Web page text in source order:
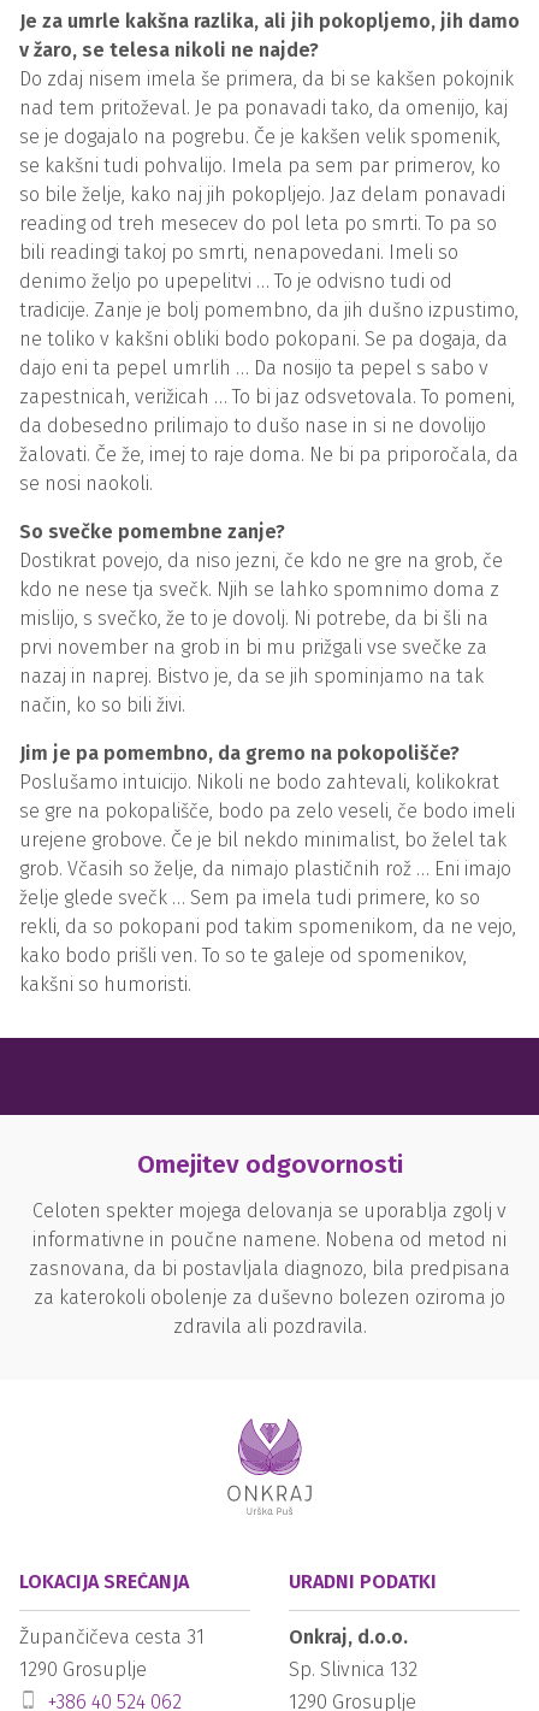
Je za umrle kakšna razlika, ali jih pokopljemo, jih damo
v žaro, se telesa nikoli ne najde?
Do zdaj nisem imela še primera, da bi se kakšen pokojnik
nad tem pritoževal. Je pa ponavadi tako, da omenijo, kaj
se je dogajalo na pogrebu. Če je kakšen velik spomenik,
se kakšni tudi pohvalijo. Imela pa sem par primerov, ko
so bile želje, kako naj jih pokopljejo. Jaz delam ponavadi
reading od treh mesecev do pol leta po smrti. To pa so
bili readingi takoj po smrti, nenapovedani. Imeli so
denimo željo po upepelitvi … To je odvisno tudi od
tradicije. Zanje je bolj pomembno, da jih dušno izpustimo,
ne toliko v kakšni obliki bodo pokopani. Se pa dogaja, da
dajo eni ta pepel umrlih … Da nosijo ta pepel s sabo v
zapestnicah, verižicah … To bi jaz odsvetovala. To pomeni,
da dobesedno prilimajo to dušo nase in si ne dovolijo
žalovati. Če že, imej to raje doma. Ne bi pa priporočala, da
se nosi naokoli.
So svečke pomembne zanje?
Dostikrat povejo, da niso jezni, če kdo ne gre na grob, če
kdo ne nese tja svečk. Njih se lahko spomnimo doma z
mislijo, s svečko, že to je dovolj. Ni potrebe, da bi šli na
prvi november na grob in bi mu prižgali vse svečke za
nazaj in naprej. Bistvo je, da se jih spominjamo na tak
način, ko so bili živi.
Jim je pa pomembno, da gremo na pokopolišče?
Poslušamo intuicijo. Nikoli ne bodo zahtevali, kolikokrat
se gre na pokopališče, bodo pa zelo veseli, če bodo imeli
urejene grobove. Če je bil nekdo minimalist, bo želel tak
grob. Včasih so želje, da nimajo plastičnih rož … Eni imajo
želje glede svečk … Sem pa imela tudi primere, ko so
rekli, da so pokopani pod takim spomenikom, da ne vejo,
kako bodo prišli ven. To so te galeje od spomenikov,
kakšni so humoristi.
Omejitev odgovornosti
Celoten spekter mojega delovanja se uporablja zgolj v
informativne in poučne namene. Nobena od metod ni
zasnovana, da bi postavljala diagnozo, bila predpisana
za katerokoli obolenje za duševno bolezen oziroma jo
zdravila ali pozdravila.
LOKACIJA SREČANJA
Župančičeva cesta 31
1290 Grosuplje
+386 40 524 062
URADNI PODATKI
Onkraj, d.o.o.
Sp. Slivnica 132
1290 Grosuplje